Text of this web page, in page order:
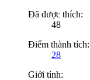
Đã được thích:
48
Điểm thành tích:
28
Giới tính: